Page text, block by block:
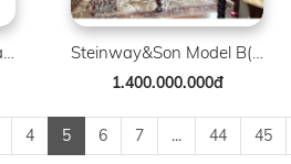
Kawai GL-20( Baby Grand ) Steinway&Son Model B( Louis XV )
1.400.000.000đ
4 5 6 7 ... 44 45